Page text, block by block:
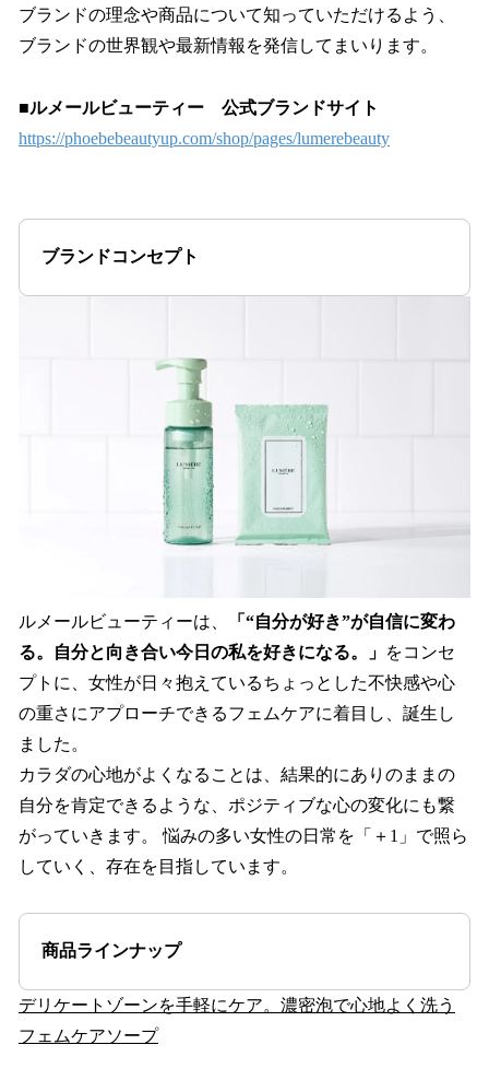
ブランドの理念や商品について知っていただけるよう、
ブランドの世界観や最新情報を発信してまいります。
■ルメールビューティー 公式ブランドサイト
https://phoebebeautyup.com/shop/pages/lumerebeauty
ブランドコンセプト
ルメールビューティーは、
「“自分が好き”が自信に変わ
る。自分と向き合い今日の私を好きになる。」 をコンセ
プトに、女性が日々抱えているちょっとした不快感や心
の重さにアプローチできるフェムケアに着目し、誕生し
ました。
カラダの心地がよくなることは、結果的にありのままの
自分を肯定できるような、ポジティブな心の変化にも繋
がっていきます。 悩みの多い女性の日常を「＋1」で照ら
していく、存在を目指しています。
商品ラインナップ
デリケートゾーンを手軽にケア。濃密泡で心地よく洗う
フェムケアソープ